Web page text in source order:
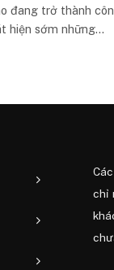
đang trở thành
hiện sớm những...
chỉ